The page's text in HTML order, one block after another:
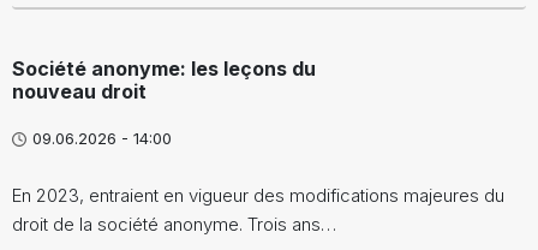
Société anonyme: les leçons du
nouveau droit
09.06.2026 - 14:00
En 2023, entraient en vigueur des modifications majeures du
droit de la société anonyme. Trois ans…